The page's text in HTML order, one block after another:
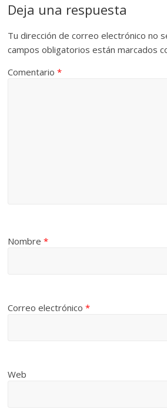
Deja una respuesta
Tu dirección de correo electrónico no
campos obligatorios están marcados
Comentario*
Nombre*
Correo electrónico*
Web